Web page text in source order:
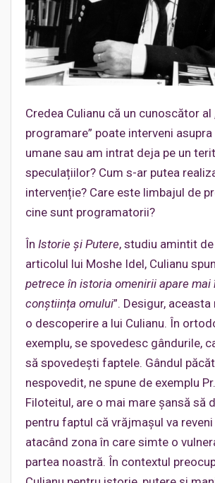
Credea Culianu că un cunoscător
programare” poate interveni
umane sau am intrat deja pe un
speculațiilor? Cum s-ar putea
intervenție? Care este limbajul de
cine sunt programatorii?
În Istorie și Putere, studiu amintit
articolul lui Moshe Idel, Culianu
petrece în istoria omenirii apare mai
conștiința omului”. Desigur,
o descoperire a lui Culianu. În
exemplu, se spovedesc gândurile,
să spovedești faptele. Gândul
nespovedit, ne spune de exemplu
Filoteitul, are o mai mare șansă să
pentru faptul că vrăjmașul va
atacând zona în care simte o
partea noastră. În contextul